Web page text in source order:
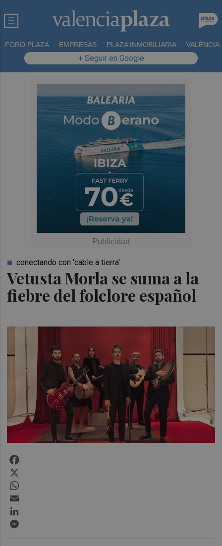
FORO PLAZA EMPRESAS PLAZA INMOBILIARIA VALÈNCIA
+ Seguir en Google
Vetusta Morla se suma a la
fiebre del folclore español
conectando con 'cable a tierra'